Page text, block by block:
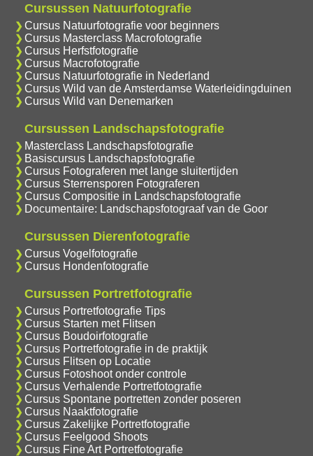
Cursussen Natuurfotografie
Cursus Natuurfotografie voor beginners
Cursus Masterclass Macrofotografie
Cursus Herfstfotografie
Cursus Macrofotografie
Cursus Natuurfotografie in Nederland
Cursus Wild van de Amsterdamse Waterleidingduinen
Cursus Wild van Denemarken
Cursussen Landschapsfotografie
Masterclass Landschapsfotografie
Basiscursus Landschapsfotografie
Cursus Fotograferen met lange sluitertijden
Cursus Sterrensporen Fotograferen
Cursus Compositie in Landschapsfotografie
Documentaire: Landschapsfotograaf van de Goor
Cursussen Dierenfotografie
Cursus Vogelfotografie
Cursus Hondenfotografie
Cursussen Portretfotografie
Cursus Portretfotografie Tips
Cursus Starten met Flitsen
Cursus Boudoirfotografie
Cursus Portretfotografie in de praktijk
Cursus Flitsen op Locatie
Cursus Fotoshoot onder controle
Cursus Verhalende Portretfotografie
Cursus Spontane portretten zonder poseren
Cursus Naaktfotografie
Cursus Zakelijke Portretfotografie
Cursus Feelgood Shoots
Cursus Fine Art Portretfotografie